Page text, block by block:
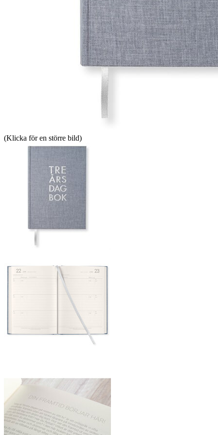
(Klicka för en större bild)